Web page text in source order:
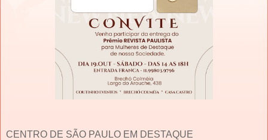
CENTRO DE SÃO PAULO EM DESTAQUE